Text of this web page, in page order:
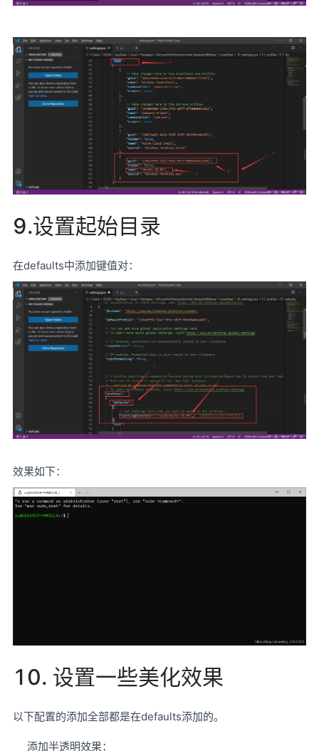
9.设置起始目录
在defaults中添加键值对：
效果如下：
10. 设置一些美化效果
以下配置的添加全部都是在defaults添加的。
添加半透明效果：